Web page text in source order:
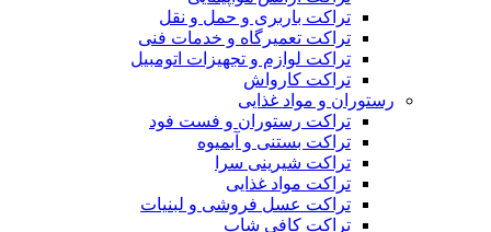
تراکت باربری و حمل و نقل
تراکت تعمیرگاه و خدمات فنی
تراکت لوازم و تجهیزات اتومبیل
تراکت کارواش
رستوران و مواد غذایی
تراکت رستوران و فست فود
تراکت بستنی و آبمیوه
تراکت شیرینی سرا
تراکت مواد غذایی
تراکت عسل فروشی و لبنیات
تراکت کافی شاپ